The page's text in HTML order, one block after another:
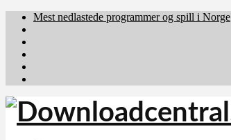
Mest nedlastede programmer og spill i Norge